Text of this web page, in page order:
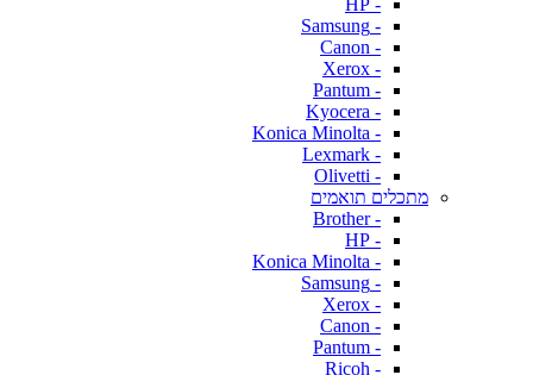
- HP
- Samsung
- Canon
- Xerox
- Pantum
- Kyocera
- Konica Minolta
- Lexmark
- Olivetti
מתכלים תואמים
- Brother
- HP
- Konica Minolta
- Samsung
- Xerox
- Canon
- Pantum
- Ricoh